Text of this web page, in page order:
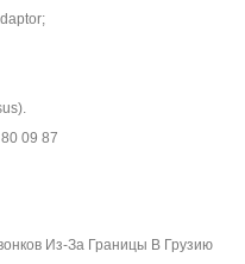
09 87
Из-За Границы В Грузию